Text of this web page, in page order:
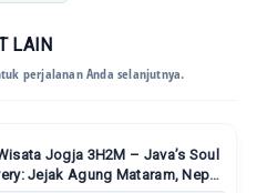
dilunasi maksimal pada hari
Anda.
untuk area Semarang
tour. Jika Anda memiliki
menyesuaikan durasi
Planner kami melalui WhatsApp
dari wisata
+
LAIN
perjalanan Anda selanjutnya.
Jogja 3H2M – Java’s Soul
Jejak Agung Mataram, Nepal